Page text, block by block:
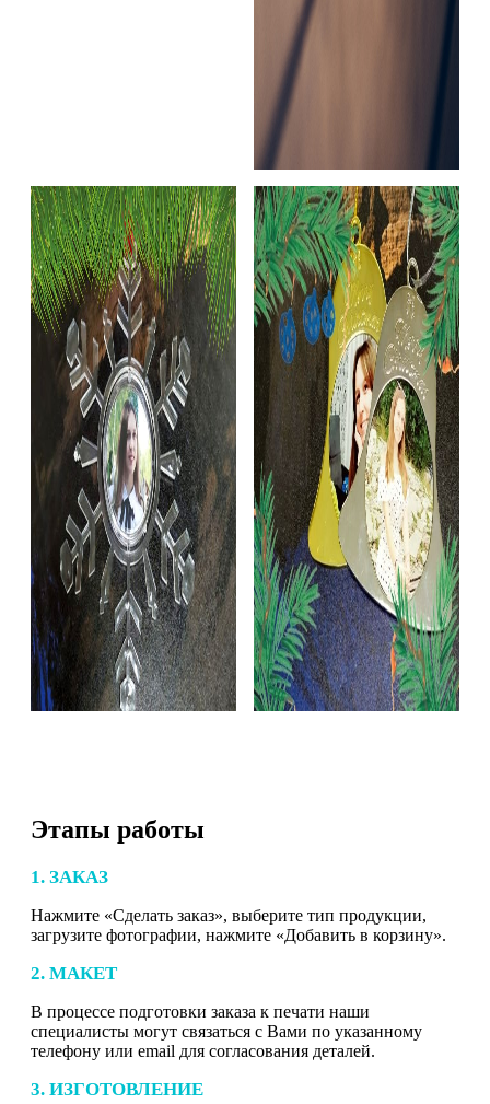
Этапы работы
1. ЗАКАЗ
Нажмите «Сделать заказ», выберите тип продукции,
загрузите фотографии, нажмите «Добавить в корзину».
2. МАКЕТ
В процессе подготовки заказа к печати наши
специалисты могут связаться с Вами по указанному
телефону или email для согласования деталей.
3. ИЗГОТОВЛЕНИЕ